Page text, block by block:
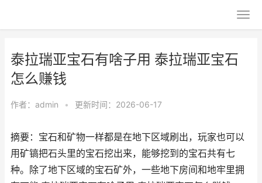
泰拉瑞亚宝石有啥子用 泰拉瑞亚宝石
怎么赚钱
作者： admin • 更新时间：2026-06-17
摘要：宝石和矿物一样都是在地下区域刷出，玩家也可以
用矿镐把石头里的宝石挖出来，能够挖到的宝石共有七
种。除了地下区域的宝石矿外，一些地下房间和地牢里拥